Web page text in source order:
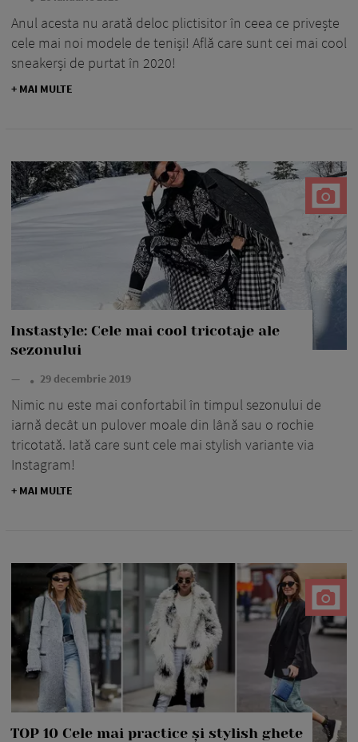
Anul acesta nu arată deloc plictisitor în ceea ce privește
cele mai noi modele de teniși! Află care sunt cei mai cool
sneakerși de purtat în 2020!
+ MAI MULTE
Instastyle: Cele mai cool tricotaje ale
sezonului
— 29 decembrie 2019
Nimic nu este mai confortabil în timpul sezonului de
iarnă decât un pulover moale din lână sau o rochie
tricotată. Iată care sunt cele mai stylish variante via
Instagram!
+ MAI MULTE
TOP 10 Cele mai practice și stylish ghete